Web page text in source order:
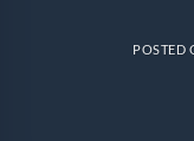
POSTED